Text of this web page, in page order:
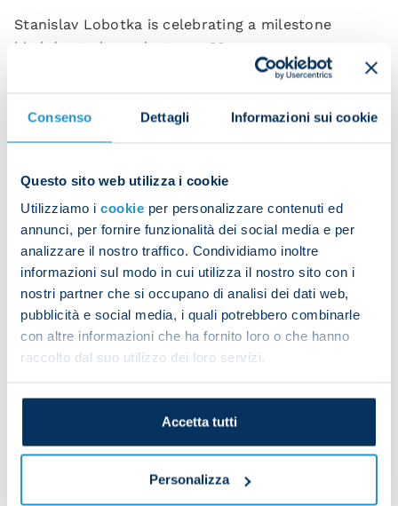
Consenso Dettagli Informazioni sui cookie
Questo sito web utilizza i cookie
Utilizziamo i cookie per personalizzare contenuti ed
annunci, per fornire funzionalità dei social media e per
analizzare il nostro traffico. Condividiamo inoltre
informazioni sul modo in cui utilizza il nostro sito con i
nostri partner che si occupano di analisi dei dati web,
pubblicità e social media, i quali potrebbero combinarle
con altre informazioni che ha fornito loro o che hanno
raccolto dal suo utilizzo dei loro servizi.
Accetta tutti
Personalizza
Stanislav Lobotka is celebrating a milestone
birthday today as he turns 30.
The midfielder was born on 25 November 1994 in
the Slovakian city of Trencin.
President Aurelio De Laurentiis and everyone at
Since joining Napoli in January 2020, among
midfielders in Serie A who have attempted at least
500 passes, Lobotka has the highest pass
completion rate (90%) in all competitions.
In total, the midfielder has 174 Napoli appearances
to his name along with two goals and two assists.
Share the article with your friends and support the